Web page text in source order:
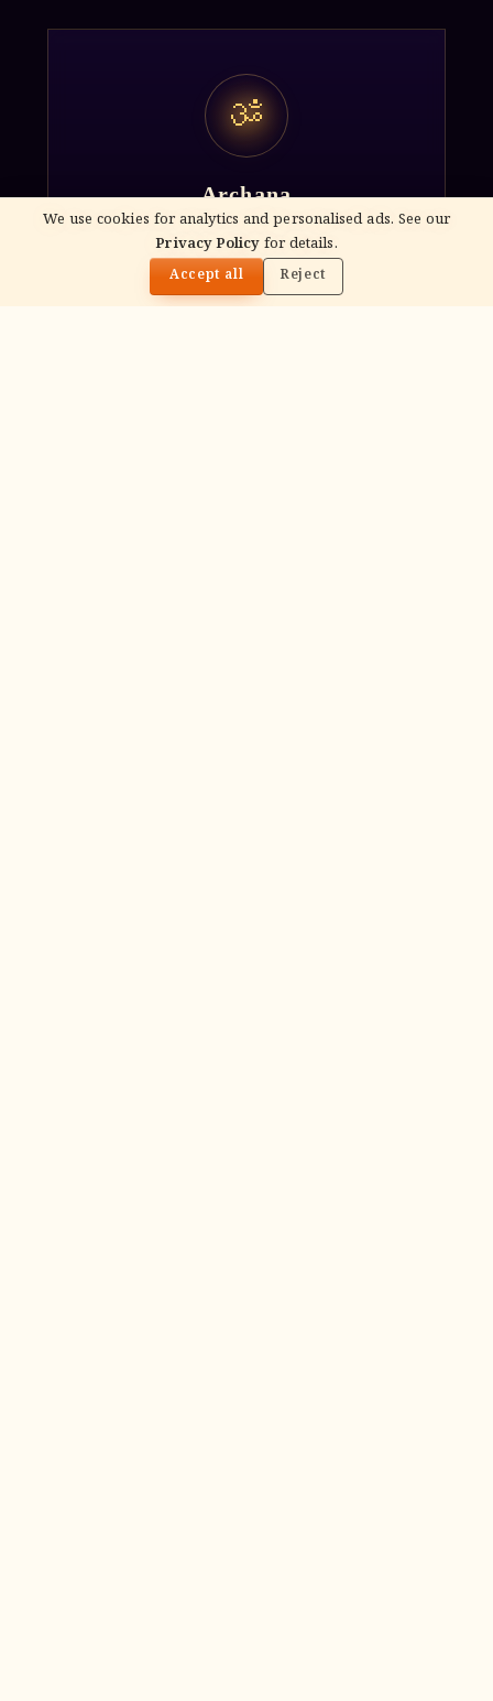
We use cookies for analytics and personalised ads. See our
Privacy Policyfor details.
Accept all Reject
ॐ
Archana
Recitation of the deity's names and mantras
with flower offerings, performed in your name
and gotra.